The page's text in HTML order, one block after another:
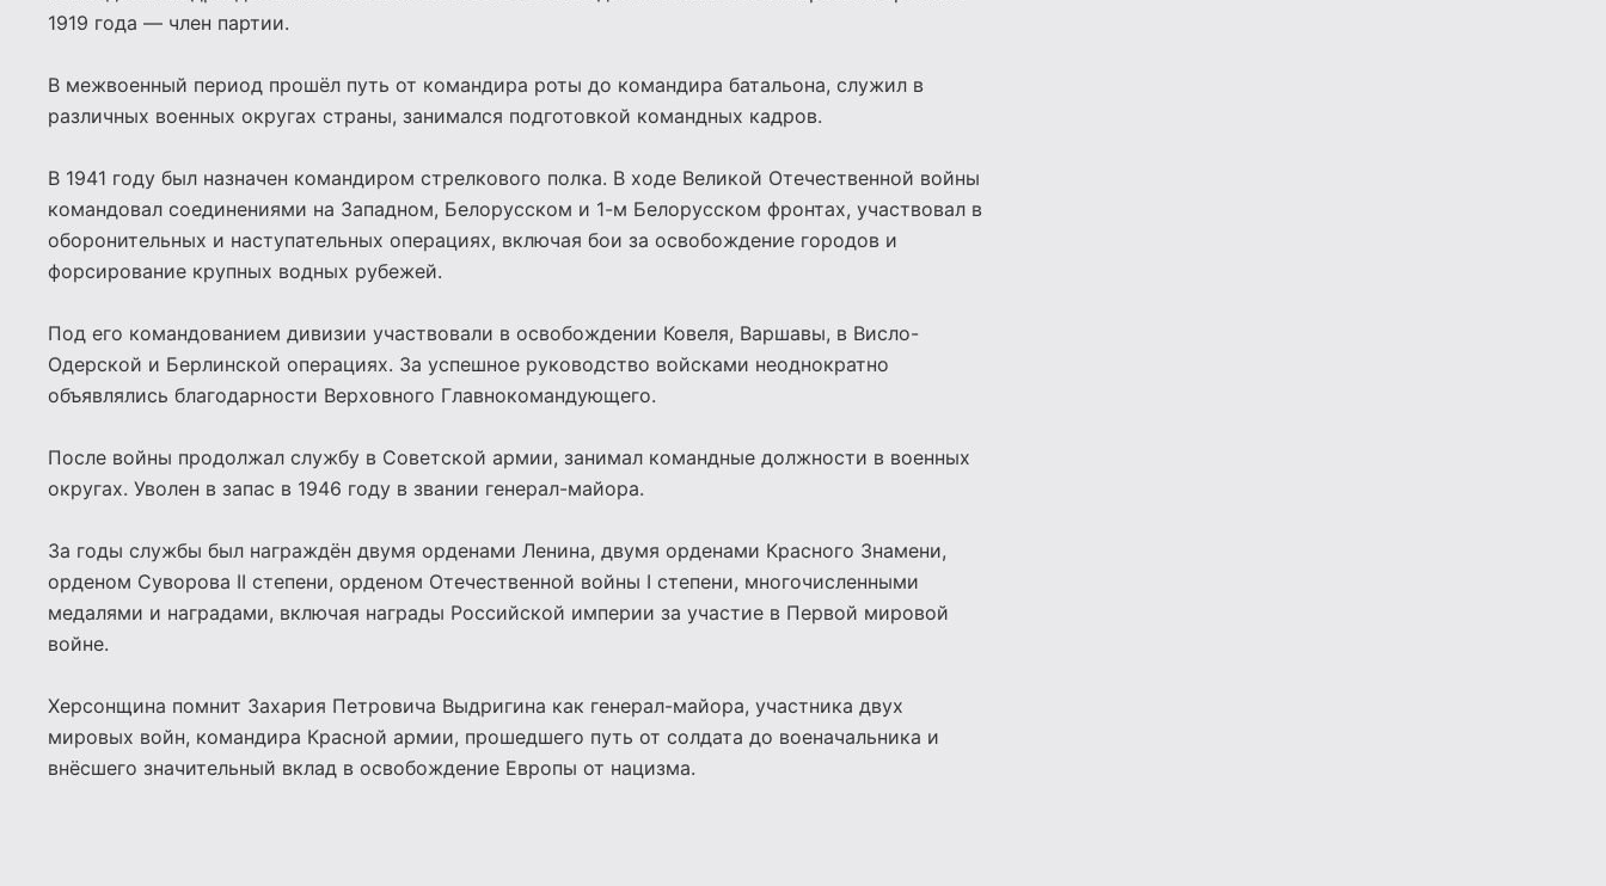
1919 года — член партии.
В межвоенный период прошёл путь от командира роты до командира батальона, служил в
различных военных округах страны, занимался подготовкой командных кадров.
В 1941 году был назначен командиром стрелкового полка. В ходе Великой Отечественной войны
командовал соединениями на Западном, Белорусском и 1-м Белорусском фронтах, участвовал в
оборонительных и наступательных операциях, включая бои за освобождение городов и
форсирование крупных водных рубежей.
Под его командованием дивизии участвовали в освобождении Ковеля, Варшавы, в Висло-
Одерской и Берлинской операциях. За успешное руководство войсками неоднократно
объявлялись благодарности Верховного Главнокомандующего.
После войны продолжал службу в Советской армии, занимал командные должности в военных
округах. Уволен в запас в 1946 году в звании генерал-майора.
За годы службы был награждён двумя орденами Ленина, двумя орденами Красного Знамени,
орденом Суворова II степени, орденом Отечественной войны I степени, многочисленными
медалями и наградами, включая награды Российской империи за участие в Первой мировой
войне.
Херсонщина помнит Захария Петровича Выдригина как генерал-майора, участника двух
мировых войн, командира Красной армии, прошедшего путь от солдата до военачальника и
внёсшего значительный вклад в освобождение Европы от нацизма.